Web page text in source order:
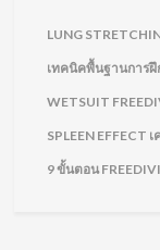
LUNG
เทคนิคพื้นฐานการฝึ
WETSUIT
SPLEEN
9 ขั้นตอน